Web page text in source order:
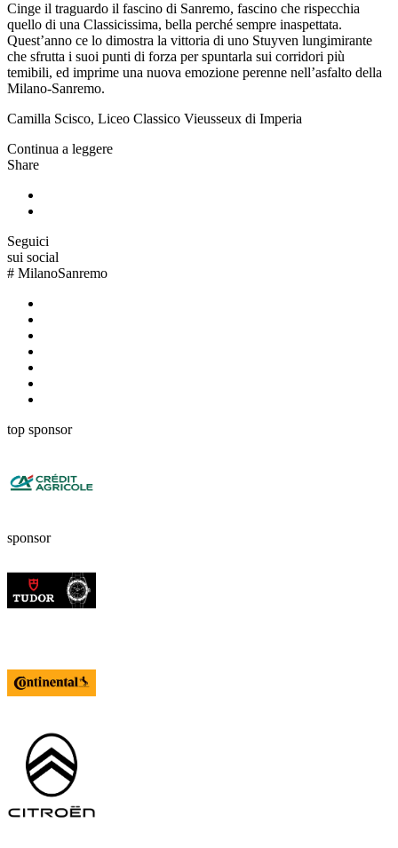
Cinge il traguardo il fascino di Sanremo, fascino che rispecchia
quello di una Classicissima, bella perché sempre inaspettata.
Quest’anno ce lo dimostra la vittoria di uno Stuyven lungimirante
che sfrutta i suoi punti di forza per spuntarla sui corridori più
temibili, ed imprime una nuova emozione perenne nell’asfalto della
Milano-Sanremo.
Camilla Scisco, Liceo Classico Vieusseux di Imperia
Continua a leggere
Share
Seguici
sui social
# MilanoSanremo
top sponsor
sponsor